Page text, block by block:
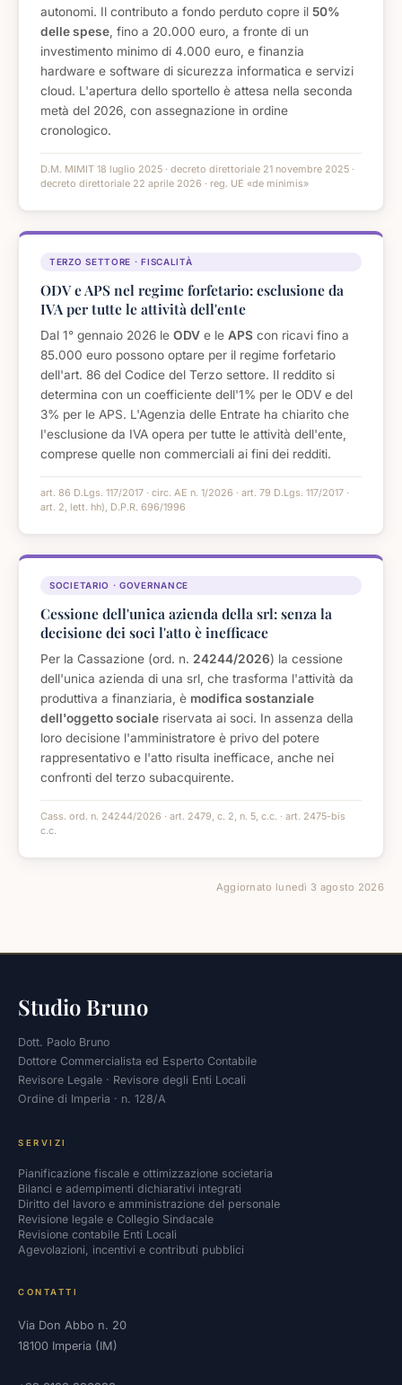
autonomi. Il contributo a fondo perduto copre il 50%
delle spese , fino a 20.000 euro, a fronte di un
investimento minimo di 4.000 euro, e finanzia
hardware e software di sicurezza informatica e servizi
cloud. L'apertura dello sportello è attesa nella seconda
metà del 2026, con assegnazione in ordine
cronologico.
D.M. MIMIT 18 luglio 2025 · decreto direttoriale 21 novembre 2025 ·
decreto direttoriale 22 aprile 2026 · reg. UE «de minimis»
TERZO SETTORE · FISCALITÀ
ODV e APS nel regime forfetario: esclusione da
IVA per tutte le attività dell'ente
Dal 1° gennaio 2026 le ODV e le APS con ricavi fino a
85.000 euro possono optare per il regime forfetario
dell'art. 86 del Codice del Terzo settore. Il reddito si
determina con un coefficiente dell'1% per le ODV e del
3% per le APS. L'Agenzia delle Entrate ha chiarito che
l'esclusione da IVA opera per tutte le attività dell'ente,
comprese quelle non commerciali ai fini dei redditi.
art. 86 D.Lgs. 117/2017 · circ. AE n. 1/2026 · art. 79 D.Lgs. 117/2017 ·
art. 2, lett. hh), D.P.R. 696/1996
SOCIETARIO · GOVERNANCE
Cessione dell'unica azienda della srl: senza la
decisione dei soci l'atto è inefficace
Per la Cassazione (ord. n. 24244/2026) la cessione
dell'unica azienda di una srl, che trasforma l'attività da
produttiva a finanziaria, è modifica sostanziale
dell'oggetto sociale riservata ai soci. In assenza della
loro decisione l'amministratore è privo del potere
rappresentativo e l'atto risulta inefficace, anche nei
confronti del terzo subacquirente.
Cass. ord. n. 24244/2026 · art. 2479, c. 2, n. 5, c.c. · art. 2475-bis
c.c.
Aggiornato lunedì 3 agosto 2026
Studio Bruno
Dott. Paolo Bruno
Dottore Commercialista ed Esperto Contabile
Revisore Legale · Revisore degli Enti Locali
Ordine di Imperia · n. 128/A
SERVIZI
Pianificazione fiscale e ottimizzazione societaria
Bilanci e adempimenti dichiarativi integrati
Diritto del lavoro e amministrazione del personale
Revisione legale e Collegio Sindacale
Revisione contabile Enti Locali
Agevolazioni, incentivi e contributi pubblici
CONTATTI
Via Don Abbo n. 20
18100 Imperia (IM)